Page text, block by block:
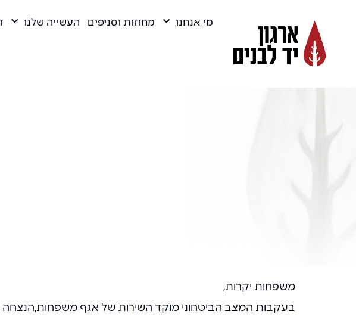
מי אנחנו מחוזות וסניפים העשייה שלנו
משפחות יקרות,
בעקבות המצב הביטחוני מוקד השירות של אגף משפחות,הנצחה